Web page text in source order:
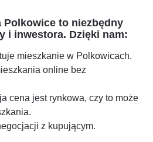
Polkowice to niezbędny
i inwestora. Dzięki nam:
mieszkanie w Polkowicach.
online bez
cena jest rynkowa, czy to może
z kupującym.